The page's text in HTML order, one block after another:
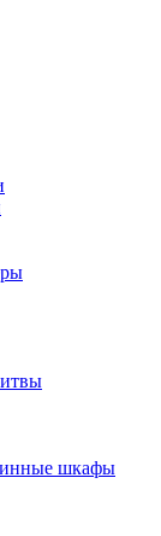
шкафы